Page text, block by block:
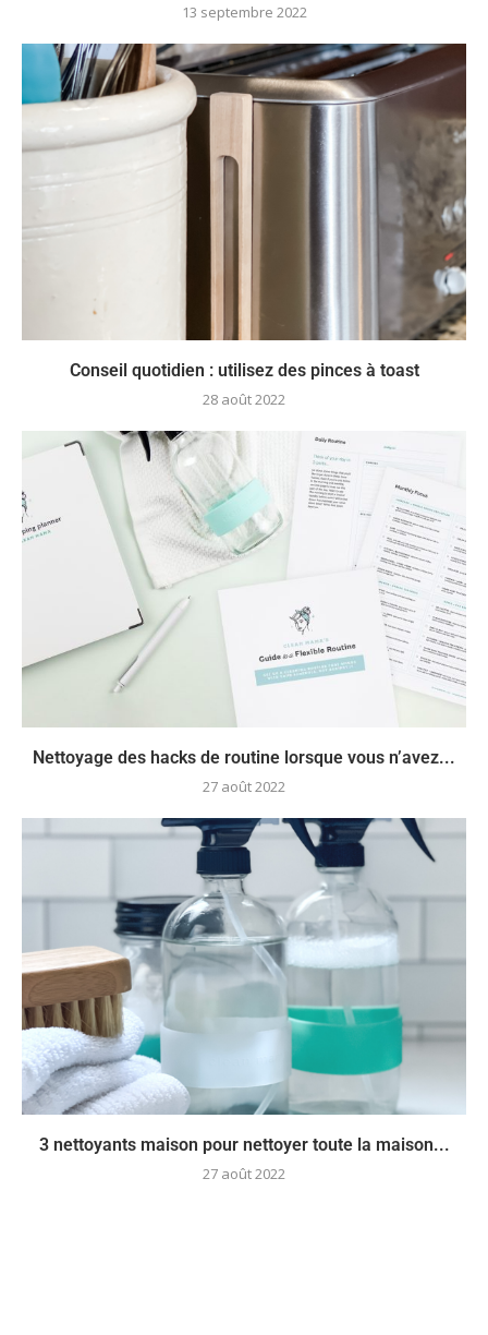
13 septembre 2022
Conseil quotidien : utilisez des pinces à toast
28 août 2022
Nettoyage des hacks de routine lorsque vous n’avez...
27 août 2022
3 nettoyants maison pour nettoyer toute la maison...
27 août 2022